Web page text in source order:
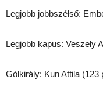
Legjobb jobbszélső:
Legjobb kapus: Veszely
Gólkirály: Kun Attila (123